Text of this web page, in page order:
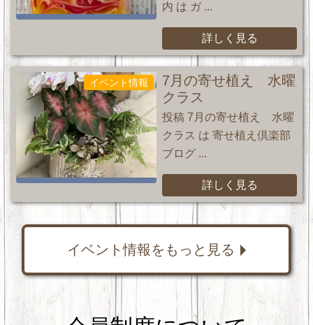
内 は ガ ...
詳しく見る
イベント情報
7月の寄せ植え 水曜
クラス
投稿 7月の寄せ植え 水曜
クラス は 寄せ植え倶楽部
ブログ ...
詳しく見る
イベント情報をもっと見る